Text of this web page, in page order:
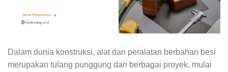
Dalam dunia konstruksi, alat dan peralatan berbahan besi
merupakan tulang punggung dari berbagai proyek, mulai